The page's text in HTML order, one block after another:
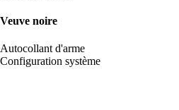
Veuve noire
Autocollant d'arme
Configuration système